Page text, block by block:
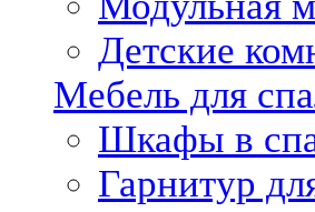
Детские
Мебель для
Шкафы в
Гарнитур